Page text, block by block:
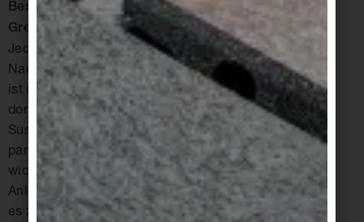
Besteht bei Nachhaltigkeit nicht die Gefahr von
Greenwashing?
Jeder, wie er kann. Und wenn der Weg zur
Nachhaltigkeit über die PR-Abteilung geht, dann
ist das eben so. Solange sie nicht ausschließlich
dort hängenbleibt oder bei der Head of
Sustainability versandet. Für uns ist eine
partnerschaftliche Begegnung auf Augenhöhe
wichtig. Und wenn wir merken, dass wir und unser
Anliegen nicht ernst genommen werden, kommt
es zu keinem Projekt. Niemand ist perfekt, einfach